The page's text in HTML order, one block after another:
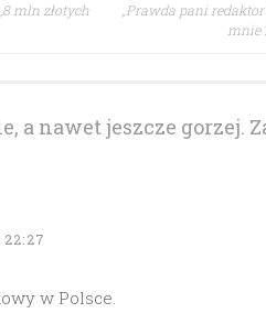
mln złotych
„Prawda pani
mnie
a nawet jeszcze gorzej.
22:27
w Polsce.